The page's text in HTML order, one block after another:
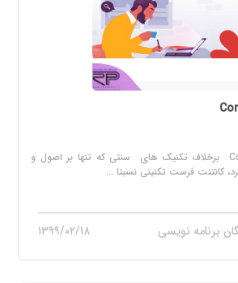
تکنیک Content first برخلاف تکنیک های سنتی که تنها بر اصول و
کانتنت فرست تکنینی نسبتا ...
برنامه نویسی ۱۳۹۹/۰۲/۱۸